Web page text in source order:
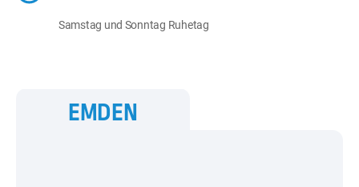
Samstag und Sonntag Ruhetag
EMDEN